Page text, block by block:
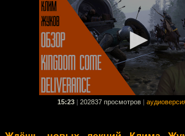
15:23 202837 просмотров